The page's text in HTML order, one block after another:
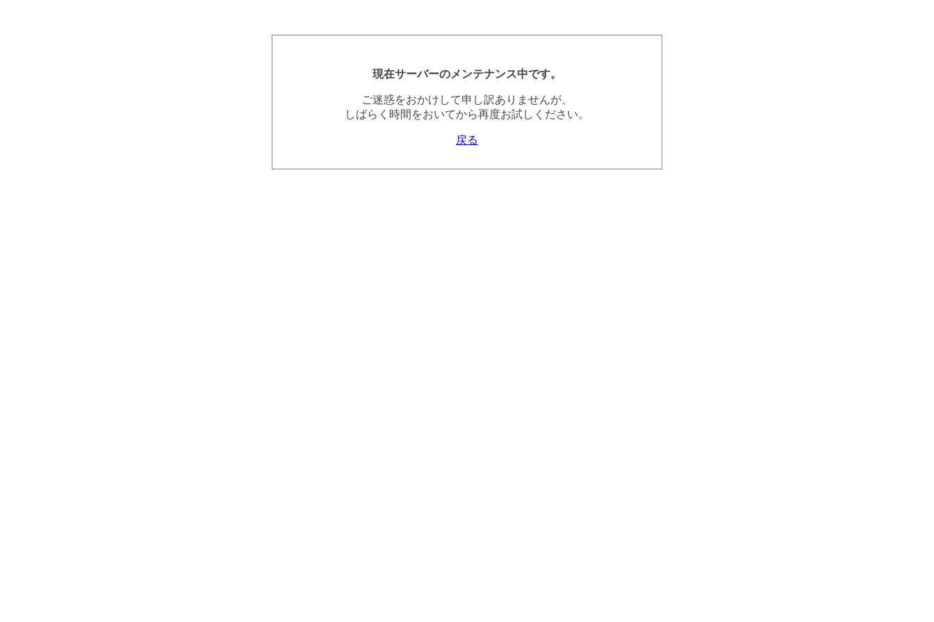
現在サーバーのメンテナンス中です。
ご迷惑をおかけして申し訳ありませんが、
しばらく時間をおいてから再度お試しください。
戻る